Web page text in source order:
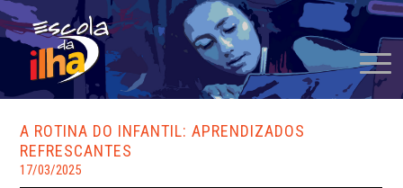
A ROTINA DO INFANTIL: APRENDIZADOS
REFRESCANTES
17/03/2025